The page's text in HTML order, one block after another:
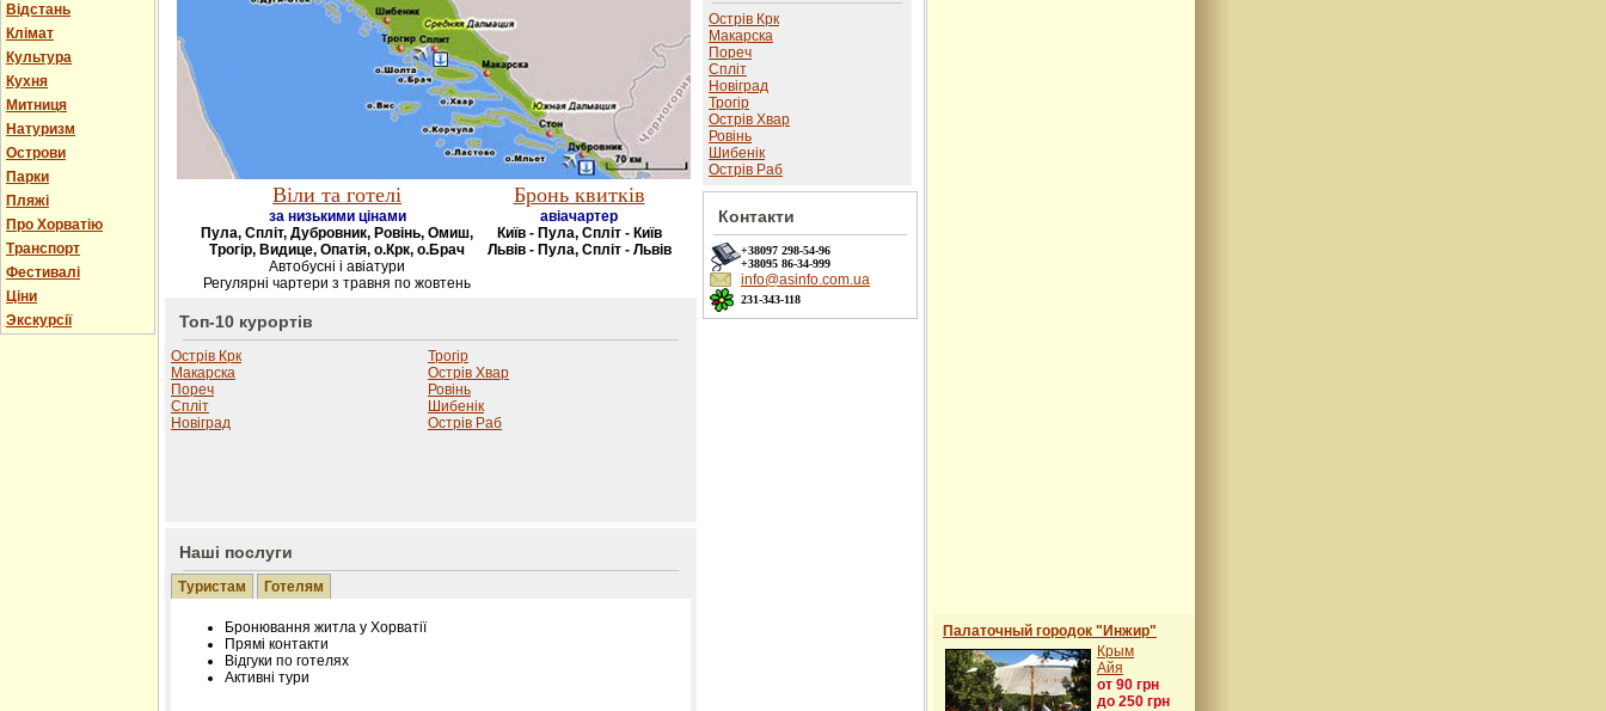
Відстань
Клімат
Культура
Кухня
Митниця
Натуризм
Острови
Парки
Пляжі
Про Хорватію
Транспорт
Фестивалі
Ціни
Экскурсії
Віли та готелі
за низькими цінами
Пула, Спліт, Дубровник, Ровінь, Омиш,
Трогір, Видице, Опатія, о.Крк, о.Брач
Автобусні і авіатури
Регулярні чартери з травня по жовтень
Бронь квитків
авіачартер
Київ - Пула, Спліт - Київ
Львів - Пула, Спліт - Львів
Топ-10 курортів
Острів Крк
Макарска
Пореч
Спліт
Новіград
Трогір
Острів Хвар
Ровінь
Шибенік
Острів Раб
Наші послуги
Туристам Готелям
Бронювання житла у Хорватії
Прямі контакти
Відгуки по готелях
Активні тури
Острів Крк
Макарска
Пореч
Спліт
Новіград
Трогір
Острів Хвар
Ровінь
Шибенік
Острів Раб
Контакти
+38097 298-54-96
+38095 86-34-999
info@asinfo.com.ua
231-343-118
Палаточный городок "Инжир"
Крым
Айя
от 90 грн
до 250 грн